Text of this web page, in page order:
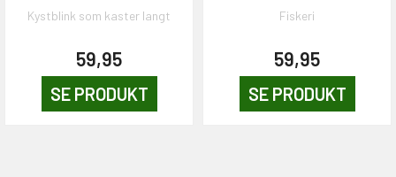
Kystblink som kaster langt
59,95
SE PRODUKT
Fiskeri
59,95
SE PRODUKT